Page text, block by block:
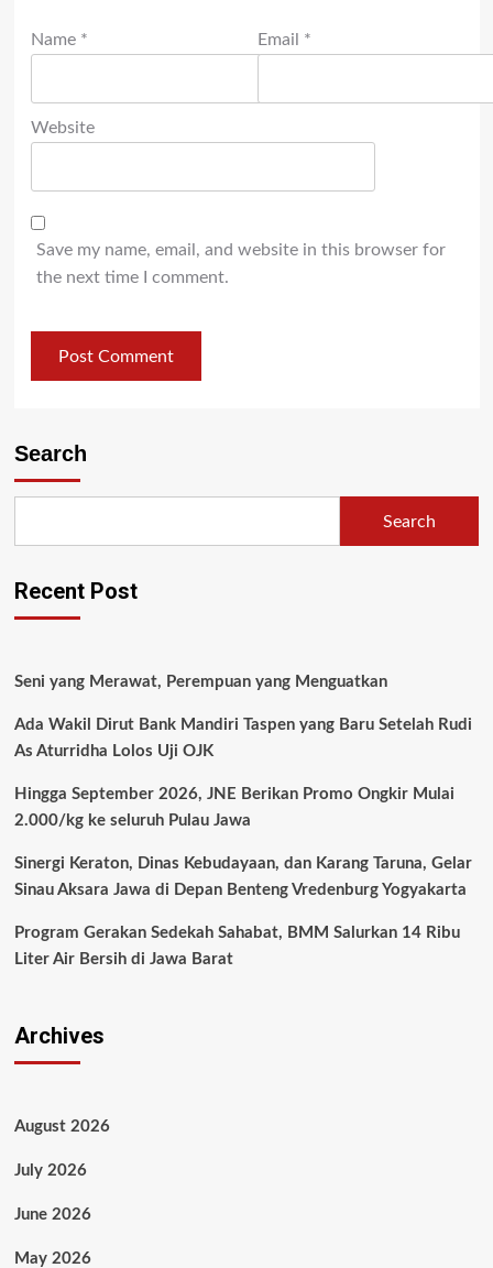
Name * Email *
Website
Save my name, email, and website in this browser for
the next time I comment.
Search
Search
Recent Post
Seni yang Merawat, Perempuan yang Menguatkan
Ada Wakil Dirut Bank Mandiri Taspen yang Baru Setelah Rudi
As Aturridha Lolos Uji OJK
Hingga September 2026, JNE Berikan Promo Ongkir Mulai
2.000/kg ke seluruh Pulau Jawa
Sinergi Keraton, Dinas Kebudayaan, dan Karang Taruna, Gelar
Sinau Aksara Jawa di Depan Benteng Vredenburg Yogyakarta
Program Gerakan Sedekah Sahabat, BMM Salurkan 14 Ribu
Liter Air Bersih di Jawa Barat
Archives
August 2026
July 2026
June 2026
May 2026